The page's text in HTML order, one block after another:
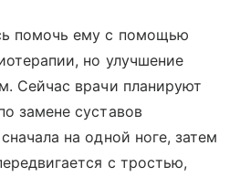
помочь ему с помощью
но улучшение
Сейчас врачи планируют
замене суставов
на одной ноге, затем
с тростью,